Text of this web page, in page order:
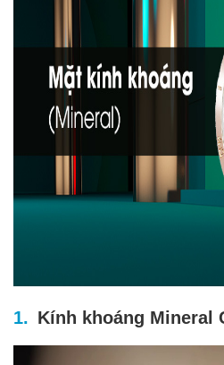
Kính khoáng Mineral